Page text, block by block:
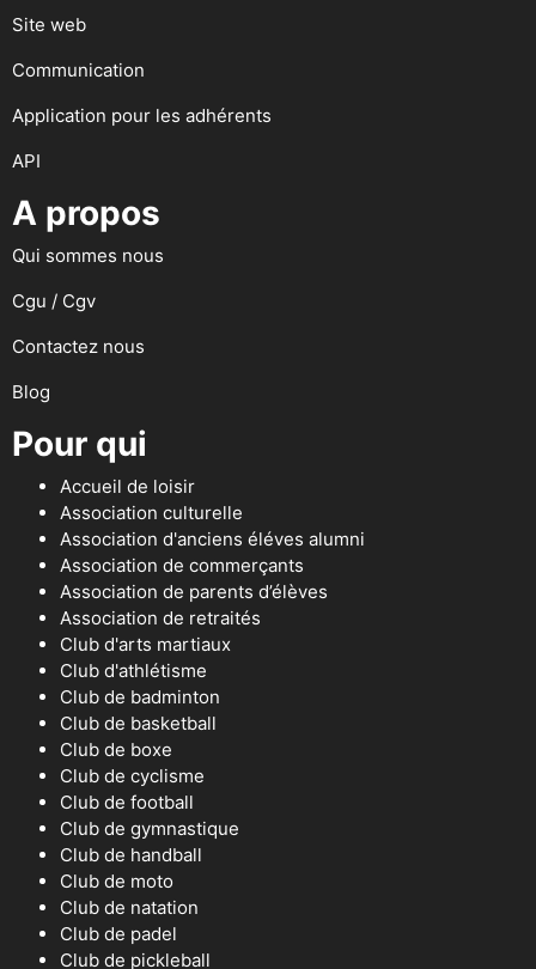
Site web
Communication
Application pour les adhérents
API
A propos
Qui sommes nous
Cgu / Cgv
Contactez nous
Blog
Pour qui
Accueil de loisir
Association culturelle
Association d'anciens éléves alumni
Association de commerçants
Association de parents d’élèves
Association de retraités
Club d'arts martiaux
Club d'athlétisme
Club de badminton
Club de basketball
Club de boxe
Club de cyclisme
Club de football
Club de gymnastique
Club de handball
Club de moto
Club de natation
Club de padel
Club de pickleball